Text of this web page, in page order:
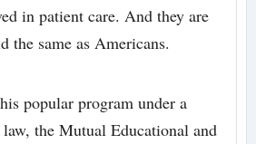
in patient care. And they are
the same as Americans.
popular program under a
the Mutual Educational and